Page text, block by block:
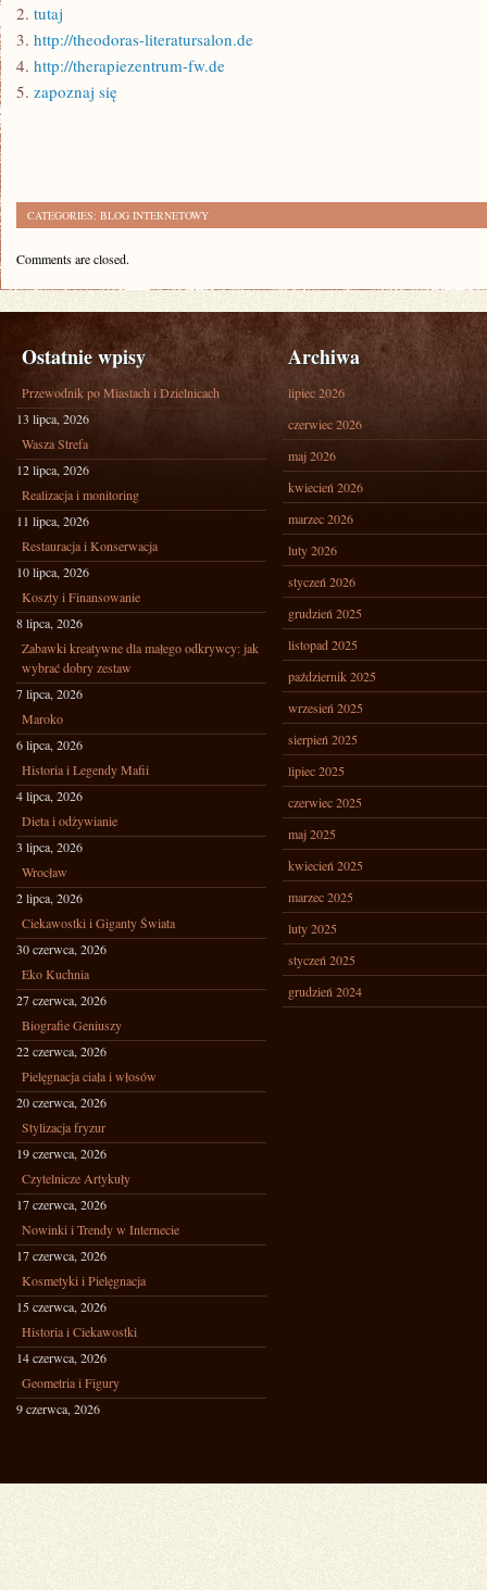
2. tutaj
3. http://theodoras-literatursalon.de
4. http://therapiezentrum-fw.de
5. zapoznaj się
CATEGORIES: BLOG INTERNETOWY
Comments are closed.
Ostatnie wpisy
Przewodnik po Miastach i Dzielnicach
13 lipca, 2026
Wasza Strefa
12 lipca, 2026
Realizacja i monitoring
11 lipca, 2026
Restauracja i Konserwacja
10 lipca, 2026
Koszty i Finansowanie
8 lipca, 2026
Zabawki kreatywne dla małego odkrywcy: jak
wybrać dobry zestaw
7 lipca, 2026
Maroko
6 lipca, 2026
Historia i Legendy Mafii
4 lipca, 2026
Dieta i odżywianie
3 lipca, 2026
Wrocław
2 lipca, 2026
Ciekawostki i Giganty Świata
30 czerwca, 2026
Eko Kuchnia
27 czerwca, 2026
Biografie Geniuszy
22 czerwca, 2026
Pielęgnacja ciała i włosów
20 czerwca, 2026
Stylizacja fryzur
19 czerwca, 2026
Czytelnicze Artykuły
17 czerwca, 2026
Nowinki i Trendy w Internecie
17 czerwca, 2026
Kosmetyki i Pielęgnacja
15 czerwca, 2026
Historia i Ciekawostki
14 czerwca, 2026
Geometria i Figury
9 czerwca, 2026
Archiwa
lipiec 2026
czerwiec 2026
maj 2026
kwiecień 2026
marzec 2026
luty 2026
styczeń 2026
grudzień 2025
listopad 2025
październik 2025
wrzesień 2025
sierpień 2025
lipiec 2025
czerwiec 2025
maj 2025
kwiecień 2025
marzec 2025
luty 2025
styczeń 2025
grudzień 2024